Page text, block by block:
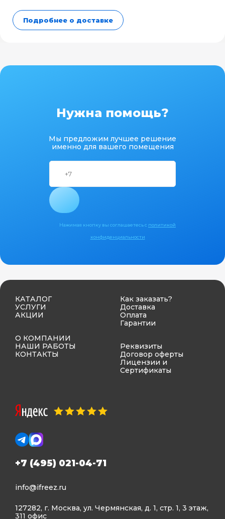
Подробнее о доставке
Нужна помощь?
Мы предложим лучшее решение
именно для вашего помещения
Нажимая кнопку вы соглашаетесь с политикой
конфиденциальности
КАТАЛОГ
УСЛУГИ
АКЦИИ
О КОМПАНИИ
НАШИ РАБОТЫ
КОНТАКТЫ
Как заказать?
Доставка
Оплата
Гарантии
Реквизиты
Договор оферты
Лицензии и
Сертификаты
+7 (495) 021-04-71
info@ifreez.ru
127282, г. Москва, ул. Чермянская, д. 1, стр. 1, 3 этаж,
311 офис